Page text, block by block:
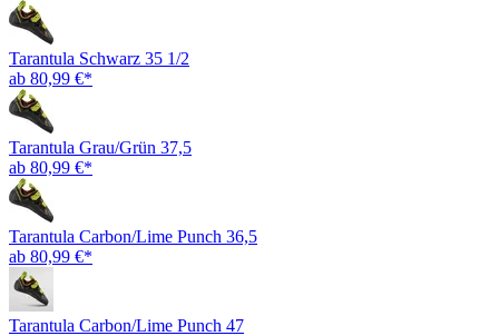
Tarantula Schwarz 35 1/2
ab 80,99 €*
Tarantula Grau/Grün 37,5
ab 80,99 €*
Tarantula Carbon/Lime Punch 36,5
ab 80,99 €*
Tarantula Carbon/Lime Punch 47